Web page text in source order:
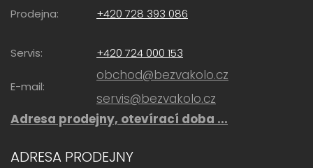
Prodejna: +420 728 393 086
Servis: +420 724 000 153
E-mail:
obchod@bezvakolo.cz
servis@bezvakolo.cz
Adresa prodejny, otevírací doba ...
ADRESA PRODEJNY